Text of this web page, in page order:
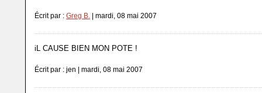
Écrit par : Greg B. | mardi, 08 mai 2007
iL CAUSE BIEN MON POTE !
Écrit par : jen | mardi, 08 mai 2007